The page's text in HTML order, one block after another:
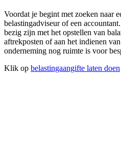
Voordat je begint met zoeken naar
belastingadviseur of een
bezig zijn met het opstellen van
aftrekposten of aan het indienen
onderneming nog ruimte is voor
Klik op belastingaangifte laten doen